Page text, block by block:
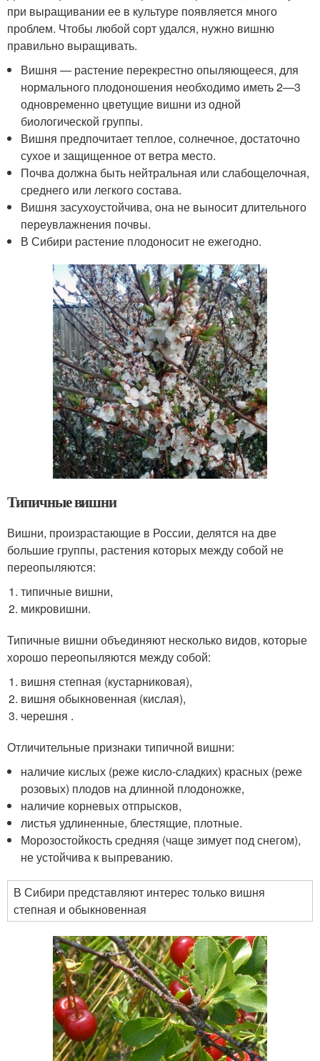
при выращивании ее в культуре появляется много
проблем. Чтобы любой сорт удался, нужно вишню
правильно выращивать.
Вишня — растение перекрестно опыляющееся, для
нормального плодоношения необходимо иметь 2—3
одновременно цветущие вишни из одной
биологической группы.
Вишня предпочитает теплое, солнечное, достаточно
сухое и защищенное от ветра место.
Почва должна быть нейтральная или слабощелочная,
среднего или легкого состава.
Вишня засухоустойчива, она не выносит длительного
переувлажнения почвы.
В Сибири растение плодоносит не ежегодно.
Типичные вишни
Вишни, произрастающие в России, делятся на две
большие группы, растения которых между собой не
переопыляются:
типичные вишни,
микровишни.
Типичные вишни объединяют несколько видов, которые
хорошо переопыляются между собой:
вишня степная (кустарниковая),
вишня обыкновенная (кислая),
черешня .
Отличительные признаки типичной вишни:
наличие кислых (реже кисло-сладких) красных (реже
розовых) плодов на длинной плодоножке,
наличие корневых отпрысков,
листья удлиненные, блестящие, плотные.
Морозостойкость средняя (чаще зимует под снегом),
не устойчива к выпреванию.
В Сибири представляют интерес только вишня
степная и обыкновенная